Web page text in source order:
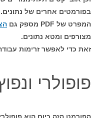
בפורמטים אחרים של נתונים.
המפרט של PDF מספק גם
מצורפים ומטא נתונים.
זאת כדי לאפשר זרימות
פופולרי